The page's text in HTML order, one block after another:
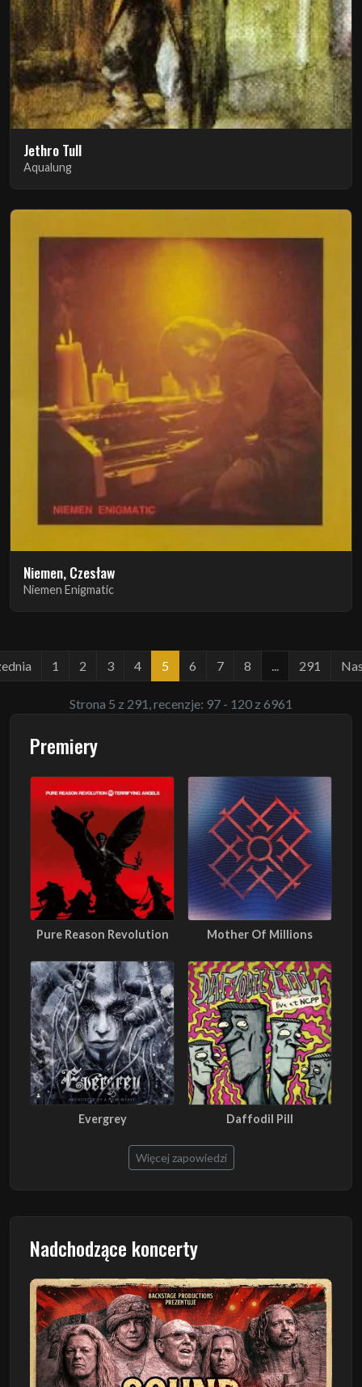
Jethro Tull
Aqualung
Niemen, Czesław
Niemen Enigmatic
1 2 3 4 5 6 7 8 291
Strona 5 z 291, recenzje: 97 - 120 z 6961
Premiery
Pure Reason Revolution Mother Of Millions
Evergrey Daffodil Pill
Więcej zapowiedzi
Nadchodzące koncerty